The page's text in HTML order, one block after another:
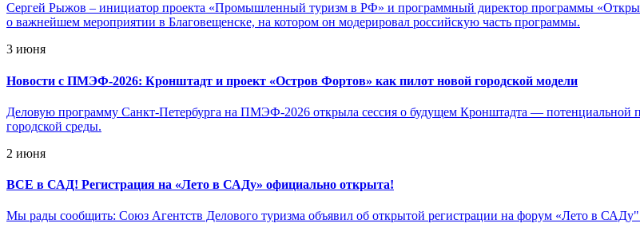
Сергей Рыжов – инициатор проекта «Промышленный туризм в РФ» и программный директор программы
о важнейшем мероприятии в Благовещенске, на котором он модерировал российскую часть программы.
3 июня
Новости с ПМЭФ-2026: Кронштадт и проект «Остров Фортов» как пилот новой городской модели
Деловую программу Санкт-Петербурга на ПМЭФ-2026 открыла сессия о будущем Кронштадта — потенциальной
городской среды.
2 июня
ВСЕ в САД! Регистрация на «Лето в САДу» официально открыта!
Мы рады сообщить: Союз Агентств Делового туризма объявил об открытой регистрации на форум «Лето в